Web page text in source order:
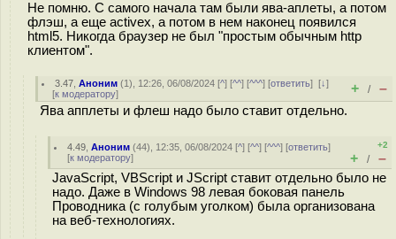
Не помню. С самого начала там были ява-аплеты, а потом
флэш, а еще activex, а потом в нем наконец появился
html5. Никогда браузер не был "простым обычным http
клиентом".
3.47 ,Аноним (1), 12:26, 06/08/2024 [^] [^^] [^^^] [ответить][↓]
[к модератору] + / –
Ява апплеты и флеш надо было ставит отдельно.
4.49 ,Аноним (44), 12:35, 06/08/2024 [^] [^^] [^^^] [ответить]
[к модератору]
+2
+ / –
JavaScript, VBScript и JScript ставит отдельно было не
надо. Даже в Windows 98 левая боковая панель
Проводника (с голубым уголком) была организована
на веб-технологиях.